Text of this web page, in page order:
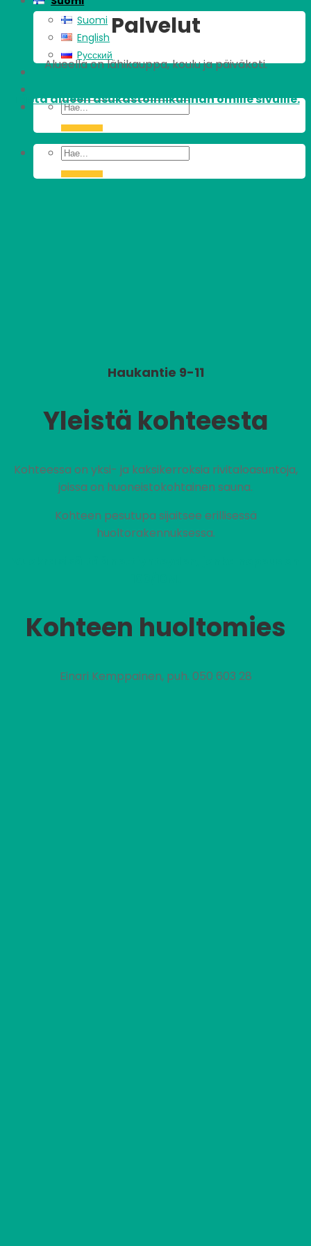
Suomi
English
Pусский
Palvelut
Alueella on lähikauppa, koulu ja päiväkoti.
Tästä alueen asukastoimikunnan omille sivuille.
Haukantie 9-11
Yleistä kohteesta
Kohteessa on yksi- ja kaksikerroksia rivitaloasuntoja,
joissa on huoneistokohtainen sauna.
Kohteen pesutupa sijaitsee erillisessä
huoltorakennuksessa.
Kohteen huoltomies
Einari Kemppainen, puh. 050 603 28